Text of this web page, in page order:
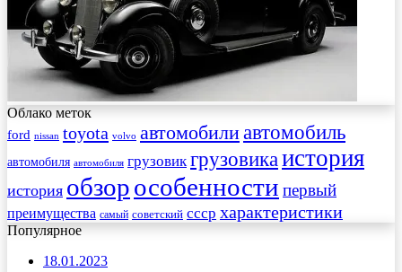
Облако меток
ford nissan toyota volvo автомобилиавтомобиль
автомобиля автомобиля грузовик грузовикаистория
история обзорособенности первый
преимущества самый советский ссср характеристики
Популярное
18.01.2023